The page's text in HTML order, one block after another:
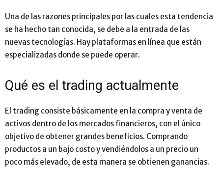
Una de las razones principales por las cuales esta tendencia
se ha hecho tan conocida, se debe a la entrada de las
nuevas tecnologías. Hay plataformas en línea que están
especializadas donde se puede operar.
Qué es el trading actualmente
El trading consiste básicamente en la compra y venta de
activos dentro de los mercados financieros, con el único
objetivo de obtener grandes beneficios. Comprando
productos a un bajo costo y vendiéndolos a un precio un
poco más elevado, de esta manera se obtienen ganancias.